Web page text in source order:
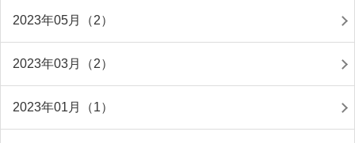
2023年05月（2）
2023年03月（2）
2023年01月（1）